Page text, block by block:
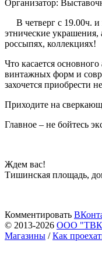
Организатор:
В четверг с 19.00ч. и
этнические украшения,
россыпях, коллекциях!
Что касается
винтажных форм и
захочется приобрести
Приходите на
Главное – не бойтесь
Ждем вас!
Тишинская площадь,
Комментировать
© 2013-2026 ООО
Магазины /Как